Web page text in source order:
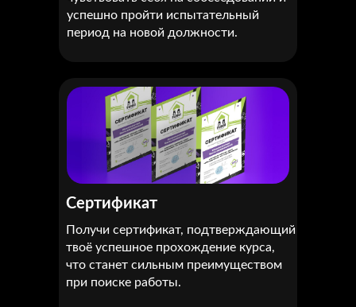
Получи сертификат, подтверждающий
твоё успешное прохождение курса,
что станет сильным преимуществом
при поиске работы.
Сертификат
успешно пройти испытательный
период на новой должности.